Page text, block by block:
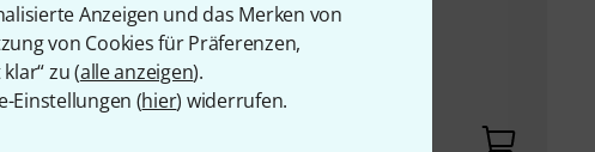
Anzeigen und das Merken von
von Cookies für Präferenzen,
zu (alle anzeigen).
Einstellungen (hier) widerrufen.